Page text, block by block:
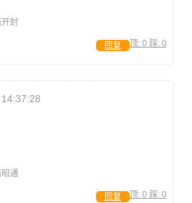
开封
顶: 0 踩: 0
回复
通
顶: 0 踩: 0
回复